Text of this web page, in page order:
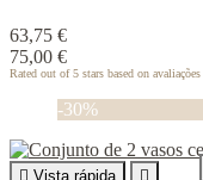
63,75 €
75,00 €
Rated out of 5 stars based on avaliações
-30%
 Vista rápida
